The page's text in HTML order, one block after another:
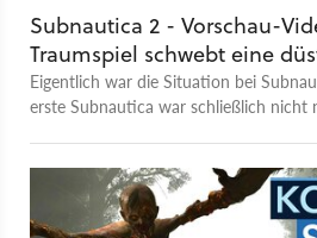
Subnautica 2 - Vorschau-
Traumspiel schwebt eine
Eigentlich war die Situation bei
erste Subnautica war schließlich nicht
vielen immer noch als eines der
das beste Spiel seines Genres. Und
einfach da weitermachen, wo das